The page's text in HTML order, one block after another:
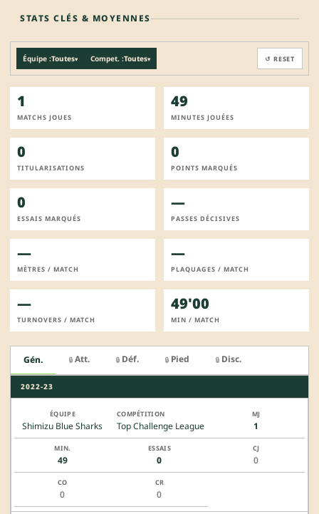
STATS CLÉS & MOYENNES
Équipe :Toutes▾ Compet. :Toutes▾ ↺ RESET
1
MATCHS JOUES
49
MINUTES JOUÉES
0
TITULARISATIONS
0
POINTS MARQUÉS
0
ESSAIS MARQUÉS
—
PASSES DÉCISIVES
—
MÈTRES / MATCH
—
PLAQUAGES / MATCH
—
TURNOVERS / MATCH
49'00
MIN / MATCH
Gén. 🔒 Att. 🔒 Déf. 🔒 Pied 🔒 Disc.
2022-23
Shimizu Blue Sharks Top Challenge League 1
49 0 0
0 0